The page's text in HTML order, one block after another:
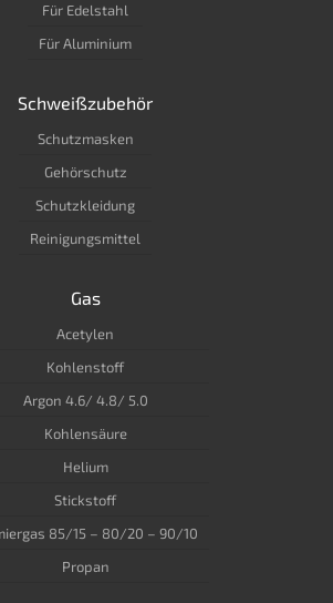
Für Edelstahl
Für Aluminium
Schweißzubehör
Schutzmasken
Gehörschutz
Schutzkleidung
Reinigungsmittel
Gas
Acetylen
Kohlenstoff
Argon 4.6/ 4.8/ 5.0
Kohlensäure
Helium
Stickstoff
85/15 – 80/20 – 90/10
Propan